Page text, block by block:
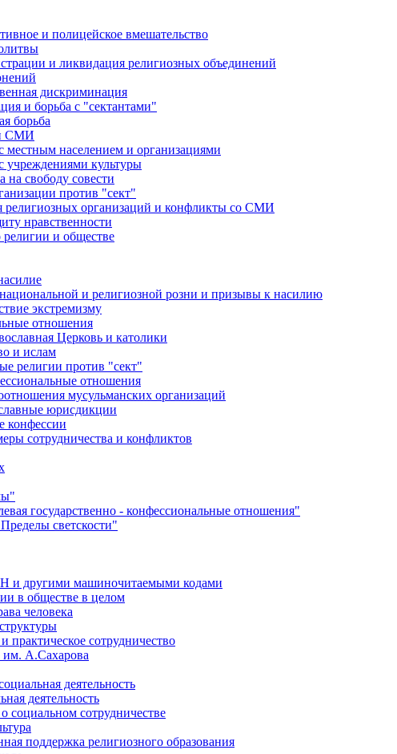
и полицейское вмешательство
и ликвидация религиозных объединений
дискриминация
и борьба с "сектантами"
борьба
СМИ
местным населением и организациями
учреждениями культуры
на свободу совести
против "сект"
организаций и конфликты со СМИ
нравственности
и обществе
и религиозной розни и призывы к насилию
экстремизму
отношения
Церковь и католики
и ислам
религии против "сект"
отношения
мусульманских организаций
юрисдикции
конфессии
сотрудничества и конфликтов
государственно - конфессиональные отношения"
светскости"
и другими машиночитаемыми кодами
в обществе в целом
человека
практическое сотрудничество
им. А.Сахарова
деятельность
деятельность
социальном сотрудничестве
поддержка религиозного образования